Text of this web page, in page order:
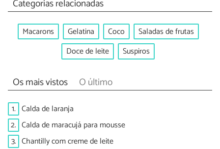
Categorias relacionadas
Macarons Gelatina Coco
Saladas de frutas
Doce de leite
Suspiros
Os mais vistos O último
1. Calda de laranja
2. Calda de maracujá para mousse
3. Chantilly com creme de leite